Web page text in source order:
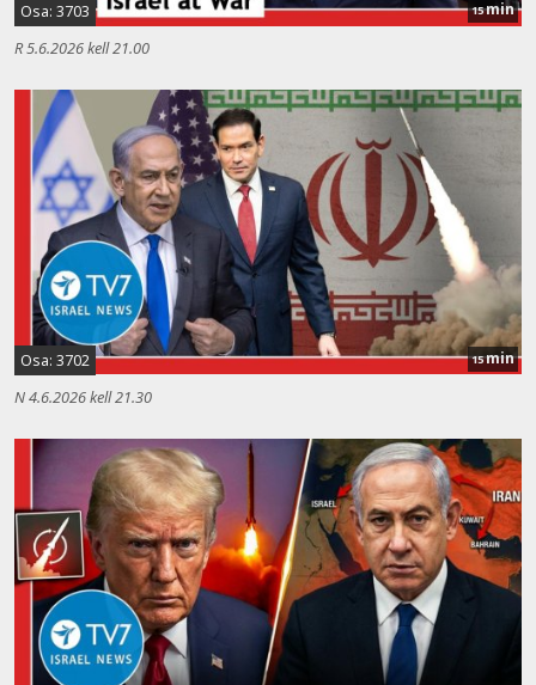
Osa: 3703 15min
R 5.6.2026 kell 21.00
Osa: 3702 15min
N 4.6.2026 kell 21.30